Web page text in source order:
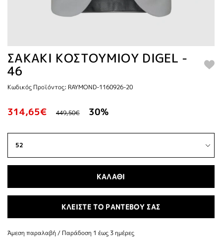
ΣΑΚΑΚΙ ΚΟΣΤΟΥΜΙΟΥ DIGEL -
46
Κωδικός Προϊόντος: RAYMOND-1160926-20
314,65€ 449,50€ 30%
ΚΑΛΑΘΙ
ΚΛΕΙΣΤΕ ΤΟ ΡΑΝΤΕΒΟΥ ΣΑΣ
Άμεση παραλαβή / Παράδoση 1 έως 3 ημέρες